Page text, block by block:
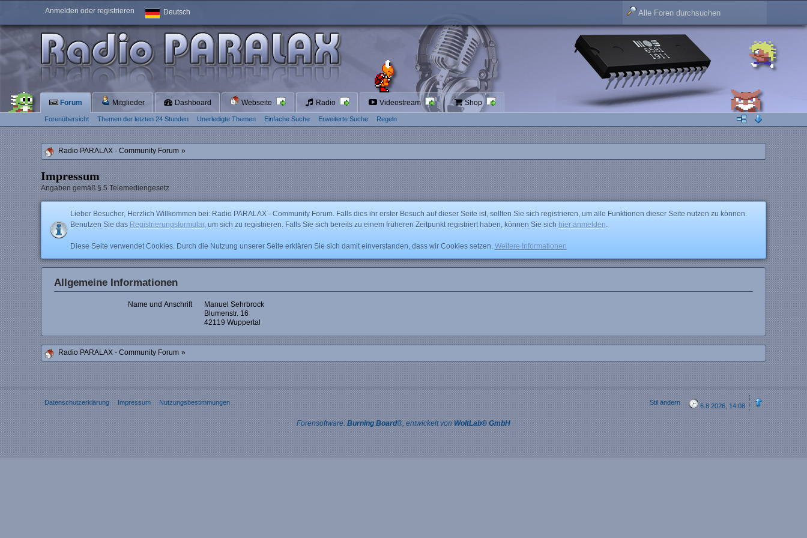
Anmelden oder registrieren Deutsch
Forum Mitglieder Dashboard Webseite Radio Videostream Shop
Forenübersicht Themen der letzten 24 Stunden Unerledigte Themen Einfache Suche Erweiterte Suche Regeln
Radio PARALAX - Community Forum »
Impressum
Angaben gemäß § 5 Telemediengesetz
Lieber Besucher, Herzlich Willkommen bei: Radio PARALAX - Community Forum. Falls dies ihr erster Besuch auf dieser Seite ist, sollten Sie sich registrieren, um alle Funktionen dieser Seite nutzen zu können.
Benutzen Sie das Registrierungsformular, um sich zu registrieren. Falls Sie sich bereits zu einem früheren Zeitpunkt registriert haben, können Sie sich hier anmelden.
Diese Seite verwendet Cookies. Durch die Nutzung unserer Seite erklären Sie sich damit einverstanden, dass wir Cookies setzen. Weitere Informationen
Allgemeine Informationen
Name und Anschrift
Manuel Sehrbrock
Blumenstr. 16
42119 Wuppertal
Radio PARALAX - Community Forum »
Datenschutzerklärung Impressum Nutzungsbestimmungen 6.8.2026, 14:08
Stil ändern
Forensoftware:Burning Board®, entwickelt vonWoltLab® GmbH